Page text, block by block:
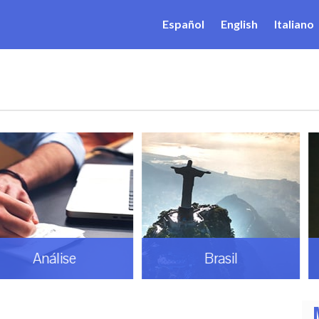
Español English Italiano